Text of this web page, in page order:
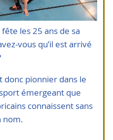
les 25 ans de sa
vous qu’il est arrivé
pionnier dans le
émergeant que
connaissent sans
nom.